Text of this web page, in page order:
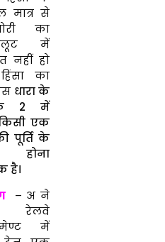
मात्र से
का
में
नहीं हो
का
धारा के
2 में
एक
पूर्ति के
होना
है।
– अ ने
में